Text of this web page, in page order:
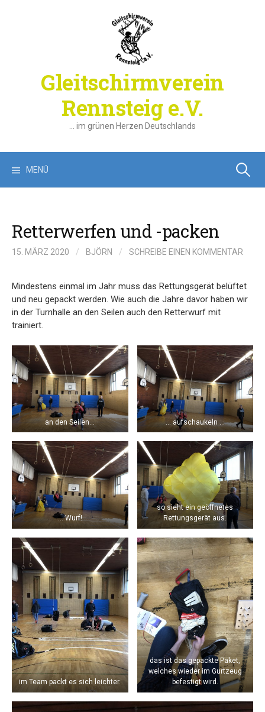
Gleitschirmverein
Rennsteig e.V.
… im grünen Herzen Deutschlands
MENÜ Suchen
Retterwerfen und -packen
15. MÄRZ 2020 / BJÖRN / SCHREIBE EINEN KOMMENTAR
Mindestens einmal im Jahr muss das Rettungsgerät belüftet
und neu gepackt werden. Wie auch die Jahre davor haben wir
in der Turnhalle an den Seilen auch den Retterwurf mit
trainiert.
an den Seilen… … aufschaukeln …
… Wurf!
so sieht ein geöffnetes
Rettungsgerät aus.
im Team packt es sich leichter.
das ist das gepackte Paket,
welches wieder im Gurtzeug
befestigt wird.